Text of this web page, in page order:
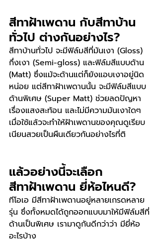
สีทาฝ้าเพดาน กับสีทาบ้าน
ทั่วไป ต่างกันอย่างไร?
สีทาบ้านทั่วไป จะมีฟิล์มสีที่มันเงา (Gloss)
กึ่งเงา (Semi-gloss) และฟิล์มสีแบบด้าน
(Matt) ซึ่งแม้จะด้านแต่ก็ยังแอบเงาอยู่นิด
หน่อย แต่สีทาฝ้าเพดานนั้น จะมีฟิล์มสีแบบ
ด้านพิเศษ (Super Matt) ช่วยลดปัญหา
เรื่องแสงสะท้อน และไม่มีความมันเงาใดๆ
เมื่อใช้แล้วจะทำให้ฝ้าเพดานของคุณดูเรียบ
เนียนสวยเป็นผืนเดียวกันอย่างไรที่ติ
แล้วอย่างนี้จะเลือก
สีทาฝ้าเพดาน ยี่ห้อไหนดี?
ทีโอเอ มีสีทาฝ้าเพดานอยู่หลายเกรดหลาย
รุ่น ซึ่งทั้งหมดได้ถูกออกแบบมาให้มีฟิล์มสีที่
ด้านเป็นพิเศษ เรามาดูกันดีกว่าว่า มียี่ห้อ
อะไรบ้าง